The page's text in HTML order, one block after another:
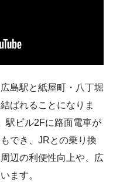
島駅と紙屋町・八丁堀
ばれることになりま
駅ビル2Fに路面電車が
でき、JRとの乗り換
辺の利便性向上や、広
ます。